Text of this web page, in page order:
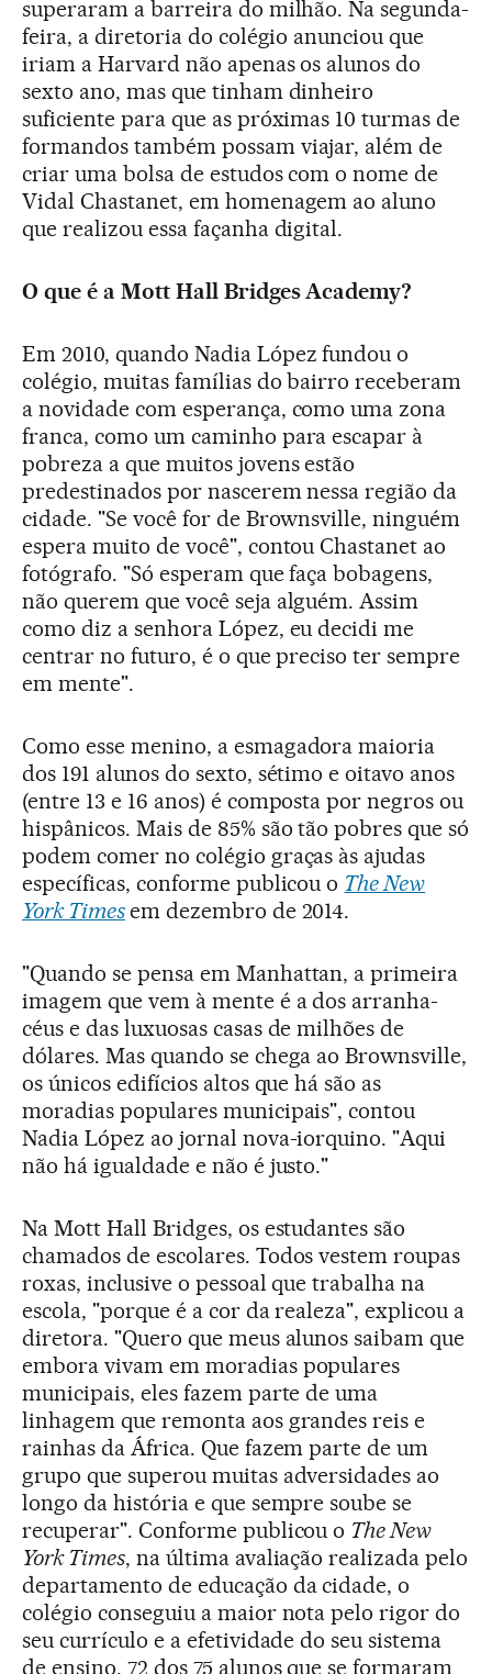
superaram a barreira do milhão. Na segunda-
feira, a diretoria do colégio anunciou que
iriam a Harvard não apenas os alunos do
sexto ano, mas que tinham dinheiro
suficiente para que as próximas 10 turmas de
formandos também possam viajar, além de
criar uma bolsa de estudos com o nome de
Vidal Chastanet, em homenagem ao aluno
que realizou essa façanha digital.
O que é a Mott Hall Bridges Academy?
Em 2010, quando Nadia López fundou o
colégio, muitas famílias do bairro receberam
a novidade com esperança, como uma zona
franca, como um caminho para escapar à
pobreza a que muitos jovens estão
predestinados por nascerem nessa região da
cidade. "Se você for de Brownsville, ninguém
espera muito de você", contou Chastanet ao
fotógrafo. "Só esperam que faça bobagens,
não querem que você seja alguém. Assim
como diz a senhora López, eu decidi me
centrar no futuro, é o que preciso ter sempre
em mente".
Como esse menino, a esmagadora maioria
dos 191 alunos do sexto, sétimo e oitavo anos
(entre 13 e 16 anos) é composta por negros ou
hispânicos. Mais de 85% são tão pobres que só
podem comer no colégio graças às ajudas
específicas, conforme publicou o The New
York Timesem dezembro de 2014.
"Quando se pensa em Manhattan, a primeira
imagem que vem à mente é a dos arranha-
céus e das luxuosas casas de milhões de
dólares. Mas quando se chega ao Brownsville,
os únicos edifícios altos que há são as
moradias populares municipais", contou
Nadia López ao jornal nova-iorquino. "Aqui
não há igualdade e não é justo."
Na Mott Hall Bridges, os estudantes são
chamados de escolares. Todos vestem roupas
roxas, inclusive o pessoal que trabalha na
escola, "porque é a cor da realeza", explicou a
diretora. "Quero que meus alunos saibam que
embora vivam em moradias populares
municipais, eles fazem parte de uma
linhagem que remonta aos grandes reis e
rainhas da África. Que fazem parte de um
grupo que superou muitas adversidades ao
longo da história e que sempre soube se
recuperar". Conforme publicou o The New
York Times, na última avaliação realizada pelo
departamento de educação da cidade, o
colégio conseguiu a maior nota pelo rigor do
seu currículo e a efetividade do seu sistema
de ensino. 72 dos 75 alunos que se formaram